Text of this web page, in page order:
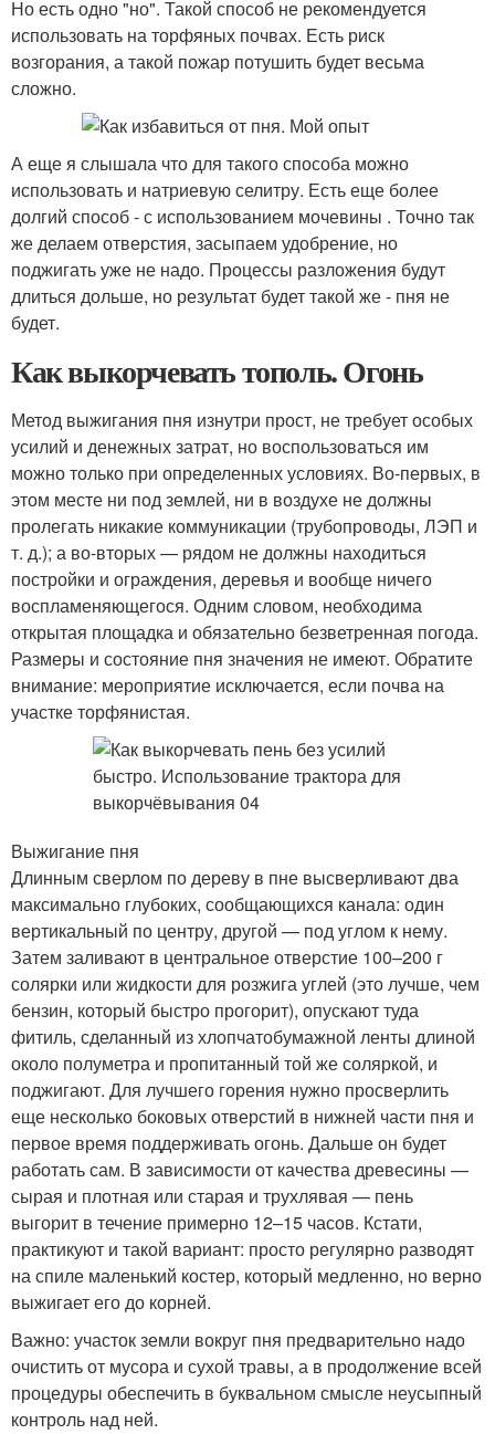
Но есть одно "но". Такой способ не рекомендуется
использовать на торфяных почвах. Есть риск
возгорания, а такой пожар потушить будет весьма
сложно.
А еще я слышала что для такого способа можно
использовать и натриевую селитру. Есть еще более
долгий способ - с использованием мочевины . Точно так
же делаем отверстия, засыпаем удобрение, но
поджигать уже не надо. Процессы разложения будут
длиться дольше, но результат будет такой же - пня не
будет.
Как выкорчевать тополь. Огонь
Метод выжигания пня изнутри прост, не требует особых
усилий и денежных затрат, но воспользоваться им
можно только при определенных условиях. Во-первых, в
этом месте ни под землей, ни в воздухе не должны
пролегать никакие коммуникации (трубопроводы, ЛЭП и
т. д.); а во-вторых — рядом не должны находиться
постройки и ограждения, деревья и вообще ничего
воспламеняющегося. Одним словом, необходима
открытая площадка и обязательно безветренная погода.
Размеры и состояние пня значения не имеют. Обратите
внимание: мероприятие исключается, если почва на
участке торфянистая.
Выжигание пня
Длинным сверлом по дереву в пне высверливают два
максимально глубоких, сообщающихся канала: один
вертикальный по центру, другой — под углом к нему.
Затем заливают в центральное отверстие 100–200 г
солярки или жидкости для розжига углей (это лучше, чем
бензин, который быстро прогорит), опускают туда
фитиль, сделанный из хлопчатобумажной ленты длиной
около полуметра и пропитанный той же соляркой, и
поджигают. Для лучшего горения нужно просверлить
еще несколько боковых отверстий в нижней части пня и
первое время поддерживать огонь. Дальше он будет
работать сам. В зависимости от качества древесины —
сырая и плотная или старая и трухлявая — пень
выгорит в течение примерно 12–15 часов. Кстати,
практикуют и такой вариант: просто регулярно разводят
на спиле маленький костер, который медленно, но верно
выжигает его до корней.
Важно: участок земли вокруг пня предварительно надо
очистить от мусора и сухой травы, а в продолжение всей
процедуры обеспечить в буквальном смысле неусыпный
контроль над ней.